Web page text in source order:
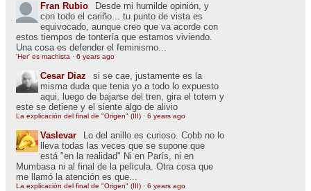
Fran Rubio
Desde mi humilde opinión, y
con todo el cariño... tu punto de vista es
equivocado, aunque creo que va acorde con
estos tiempos de tontería que estamos viviendo.
Una cosa es defender el feminismo...
'Her' es machista · 6 years ago
Cesar Diaz
si se cae, justamente es la
misma duda que tenia yo a todo lo expuesto
aqui, luego de bajarse del tren, gira el totem y
este se detiene y el siente algo de alivio
La explicación del final de "Origen" (III) · 6 years ago
Vaslevar
Lo del anillo es curioso. Cobb no lo
lleva todas las veces que se supone que
está "en la realidad" Ni en París, ni en
Mumbasa ni al final de la película. Otra cosa que
me llamó la atención es que...
La explicación del final de "Origen" (III) · 6 years ago